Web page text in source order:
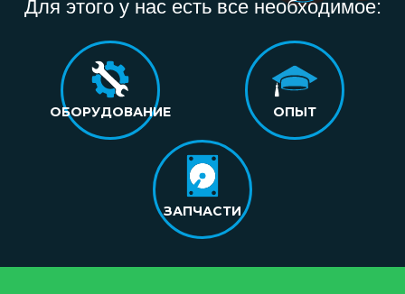
Для этого у нас есть все необходимое:
ОБОРУДОВАНИЕ ОПЫТ
ЗАПЧАСТИ